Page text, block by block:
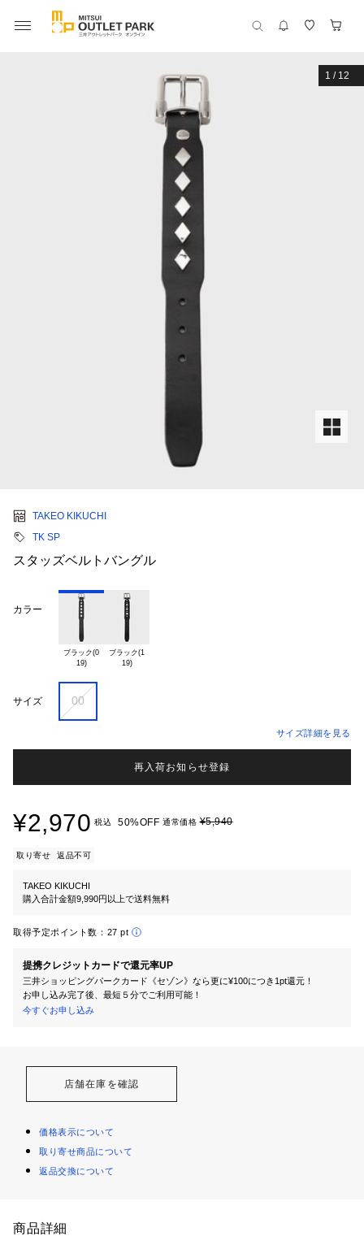
1 / 12
TAKEO KIKUCHI
TK SP
スタッズベルトバングル
カラー
ブラック(0
19)
ブラック(1
19)
サイズ 00
サイズ詳細を見る
再入荷お知らせ登録
¥2,970 税込 50%OFF 通常価格¥5,940
取り寄せ 返品不可
TAKEO KIKUCHI
購入合計金額9,990円以上で送料無料
取得予定ポイント数： 27 pt
提携クレジットカードで還元率UP
三井ショッピングパークカード《セゾン》なら更に¥100につき1pt還元！
お申し込み完了後、最短５分でご利用可能！
今すぐお申し込み
店舗在庫を確認
価格表示について
取り寄せ商品について
返品交換について
商品詳細